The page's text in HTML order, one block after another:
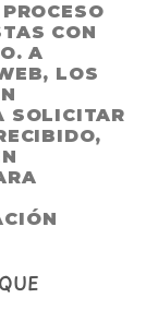
CON
A
LOS
SOLICITAR